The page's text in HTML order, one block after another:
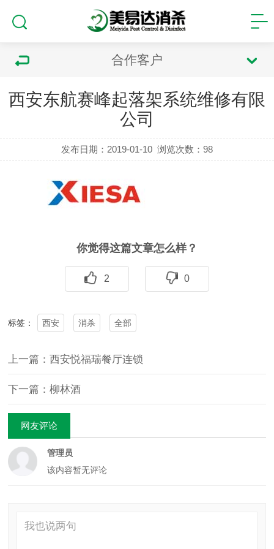
合作客户
西安东航赛峰起落架系统维修有限
公司
发布日期：2019-01-10 浏览次数：98
你觉得这篇文章怎么样？
2 0
标签： 西安 消杀 全部
上一篇：西安悦福瑞餐厅连锁
下一篇：柳林酒
网友评论
管理员
该内容暂无评论